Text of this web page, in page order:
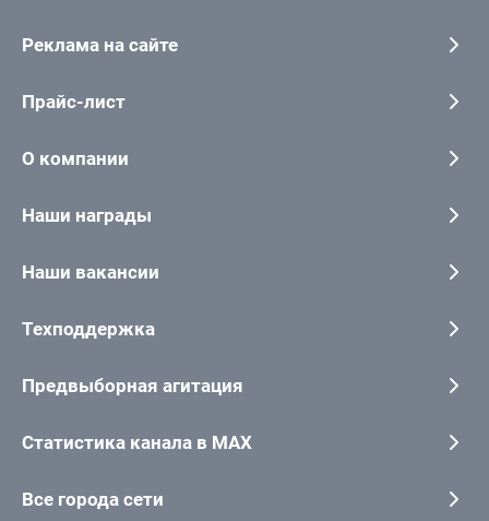
Реклама на сайте
Прайс-лист
О компании
Наши награды
Наши вакансии
Техподдержка
Предвыборная агитация
Статистика канала в MAX
Все города сети